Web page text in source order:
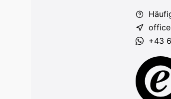
+43